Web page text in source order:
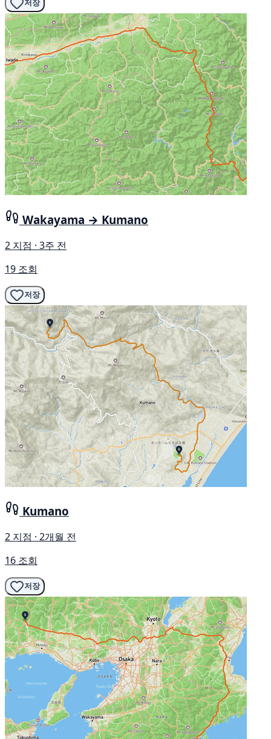
저장
Wakayama → Kumano
2 지점 · 3주 전
19 조회
저장
Kumano
2 지점 · 2개월 전
16 조회
저장